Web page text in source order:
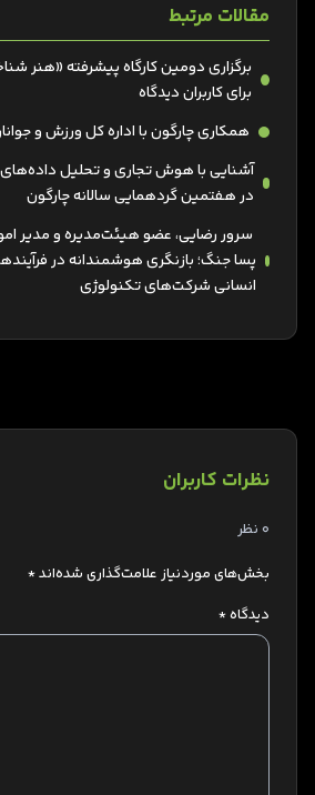
مقالات مرتبط
برای کاربران دیدگاه
همکاری چارگون با اداره کل ورزش و
آشنایی با هوش تجاری و تحلیل داده‌های
در هفتمین گردهمایی سالانه چارگون
سرور رضایی، عضو هیئت‌مدیره و مدیر
پسا جنگ؛ بازنگری هوشمندانه در
انسانی شرکت‌های تکنولوژی
نظرات کاربران
0 نظر
بخش‌های موردنیاز علامت‌گذاری شده‌اند*
دیدگاه*